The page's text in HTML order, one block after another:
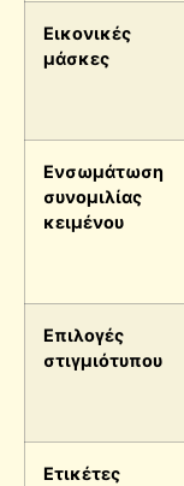
Εικονικές
μάσκες
Ενσωμάτωση
συνομιλίας
κειμένου
Επιλογές
στιγμιότυπου
Ετικέτες